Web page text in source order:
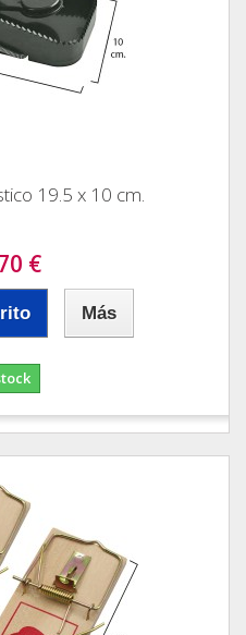
19.5 x 10 cm.
€
Más